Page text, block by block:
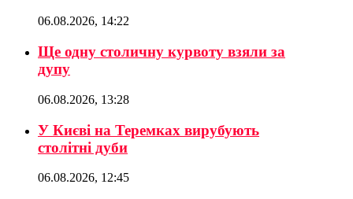
06.08.2026, 14:22
Ще одну столичну курвоту взяли за
дупу
06.08.2026, 13:28
У Києві на Теремках вирубують
столітні дуби
06.08.2026, 12:45